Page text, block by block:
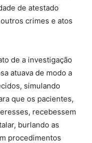
de atestado
crimes e atos
de a investigação
atuava de modo a
simulando
que os pacientes,
recebessem
burlando as
procedimentos